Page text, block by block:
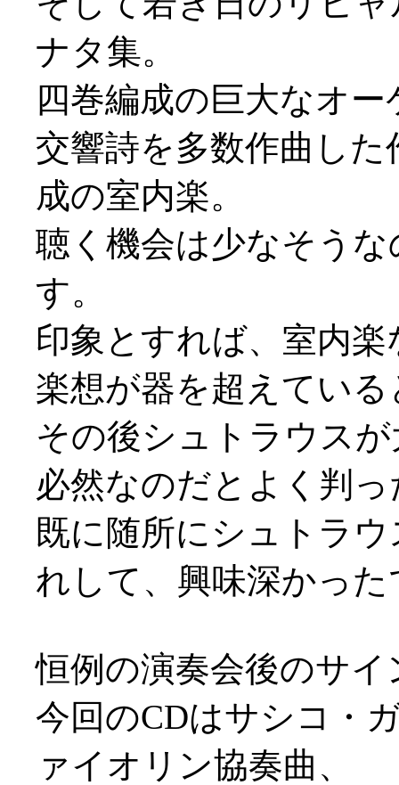
ナタ集。
四巻編成の巨大なオ
交響詩を多数作曲し
成の室内楽。
聴く機会は少なそう
す。
印象とすれば、室内
楽想が器を超えてい
その後シュトラウス
必然なのだとよく判
既に随所にシュトラ
れして、興味深かった
恒例の演奏会後のサイ
今回のCDはサシコ・
ァイオリン協奏曲、